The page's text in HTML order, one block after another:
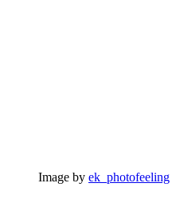
Image by ek_photofeeling